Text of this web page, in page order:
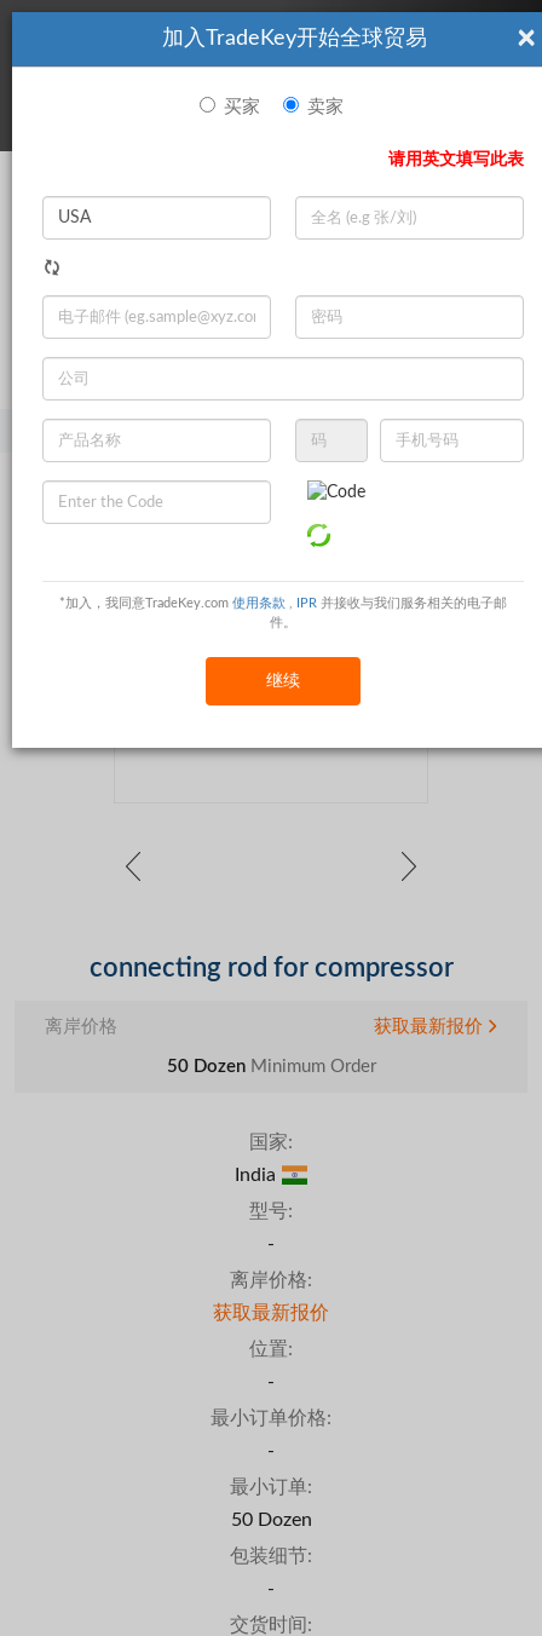
看起來你不是TradeKey.com的會員。 立即註冊，與全球超過7
百萬的進口商和出口商建立聯繫。 立即加入 |
登录
Search
×
加入TradeKey开始全球贸易
买家 卖家
请用英文填写此表
*加入，我同意TradeKey.com 使用条款 IPR 并接收与我们服务相关的电子邮
件。
继续
产品 连杆
connecting rod for compressor
离岸价格 获取最新报价
50 DozenMinimum Order
国家:
India
型号:
-
离岸价格:
获取最新报价
位置:
-
最小订单价格:
-
最小订单:
50 Dozen
包装细节:
-
交货时间: